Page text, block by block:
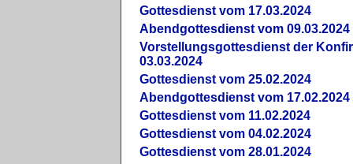
Gottesdienst vom 17.03.2024
Abendgottesdienst vom 09.03.2024
Vorstellungsgottesdienst der
03.03.2024
Gottesdienst vom 25.02.2024
Abendgottesdienst vom 17.02.2024
Gottesdienst vom 11.02.2024
Gottesdienst vom 04.02.2024
Gottesdienst vom 28.01.2024